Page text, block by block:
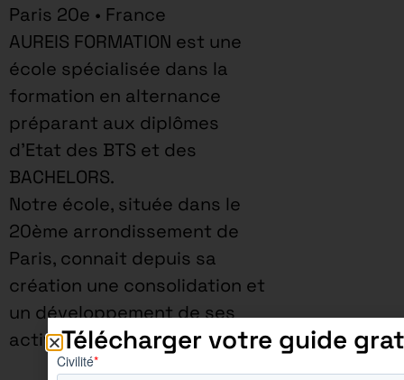
Paris 20e • France
AUREIS FORMATION est une
école spécialisée dans la
formation en alternance
préparant aux diplômes
d’Etat des BTS et des
BACHELORS.
Notre école, située dans le
20ème arrondissement de
Paris, connait depuis sa
création une consolidation et
un développement de ses
activités.Télécharger votre guide